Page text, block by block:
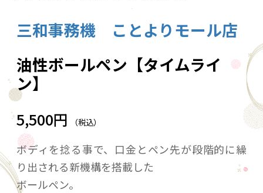
1
三和事務機 ことよりモール店
油性ボールペン【タイムライ
ン】
5,500円 （税込）
ボディを捻る事で、口金とペン先が段階的に繰
り出される新機構を搭載した
ボールペン。